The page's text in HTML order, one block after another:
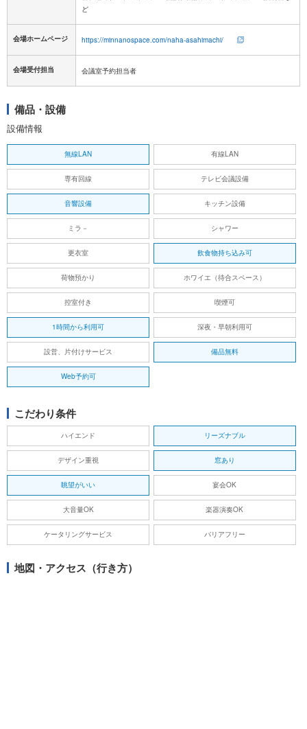
ど
会場ホームページ https://minnanospace.com/naha-asahimachi/
会場受付担当 会議室予約担当者
備品・設備
設備情報
無線LAN 有線LAN
専有回線 テレビ会議設備
音響設備 キッチン設備
ミラ－ シャワー
更衣室 飲食物持ち込み可
荷物預かり ホワイエ（待合スペース）
控室付き 喫煙可
1時間から利用可 深夜・早朝利用可
設営、片付けサービス 備品無料
Web予約可
こだわり条件
ハイエンド リーズナブル
デザイン重視 窓あり
眺望がいい 宴会OK
大音量OK 楽器演奏OK
ケータリングサービス バリアフリー
地図・アクセス（行き方）